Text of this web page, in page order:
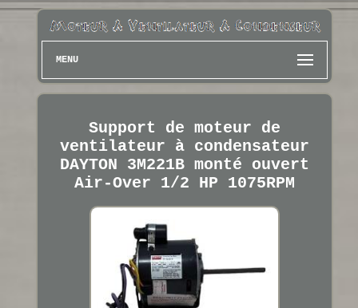
MENU
Support de moteur de
ventilateur à condensateur
DAYTON 3M221B monté ouvert
Air-Over 1/2 HP 1075RPM